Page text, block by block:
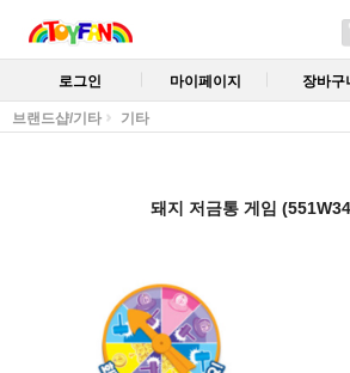
로그인 마이페이지 장바구
브랜드샵/기타 기타
돼지 저금통 게임